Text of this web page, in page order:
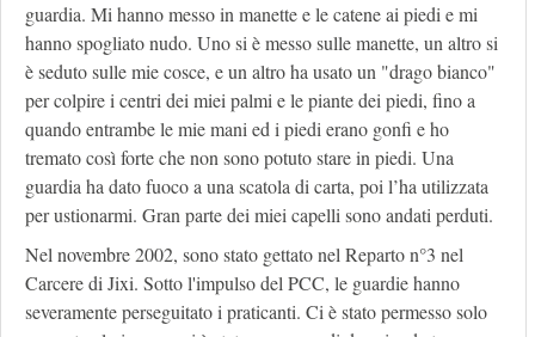
guardia. Mi hanno messo in manette e le catene ai piedi e mi
hanno spogliato nudo. Uno si è messo sulle manette, un altro si
è seduto sulle mie cosce, e un altro ha usato un "drago bianco"
per colpire i centri dei miei palmi e le piante dei piedi, fino a
quando entrambe le mie mani ed i piedi erano gonfi e ho
tremato così forte che non sono potuto stare in piedi. Una
guardia ha dato fuoco a una scatola di carta, poi l’ha utilizzata
per ustionarmi. Gran parte dei miei capelli sono andati perduti.
Nel novembre 2002, sono stato gettato nel Reparto n°3 nel
Carcere di Jixi. Sotto l'impulso del PCC, le guardie hanno
severamente perseguitato i praticanti. Ci è stato permesso solo